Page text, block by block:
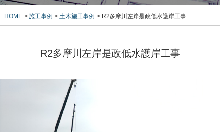
HOME 施工事例 土木施工事例 R2多摩川左岸是政低水護岸工事
R2多摩川左岸是政低水護岸工事